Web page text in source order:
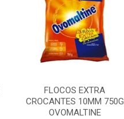
FLOCOS EXTRA
CROCANTES 10MM 750G
OVOMALTINE